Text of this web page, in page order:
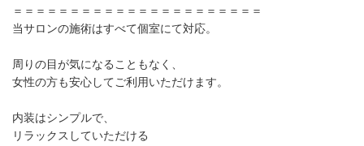
＝＝＝＝＝＝＝＝＝＝＝＝＝＝＝＝＝＝＝＝＝＝
当サロンの施術はすべて個室にて対応。
周りの目が気になることもなく、
女性の方も安心してご利用いただけます。
内装はシンプルで、
リラックスしていただける